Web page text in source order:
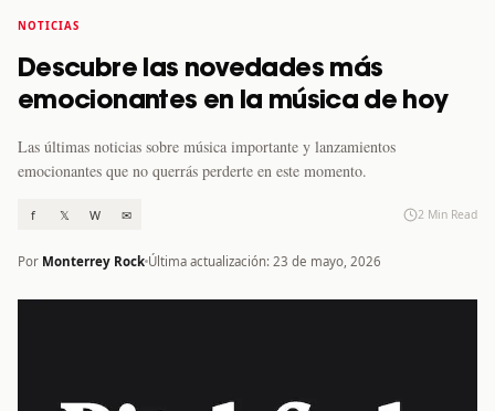
NOTICIAS
Descubre las novedades más
emocionantes en la música de hoy
Las últimas noticias sobre música importante y lanzamientos
emocionantes que no querrás perderte en este momento.
f 𝕏 W ✉ 2 Min Read
Por Monterrey Rock Última actualización: 23 de mayo, 2026